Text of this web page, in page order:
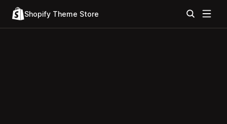
Shopify Theme Store